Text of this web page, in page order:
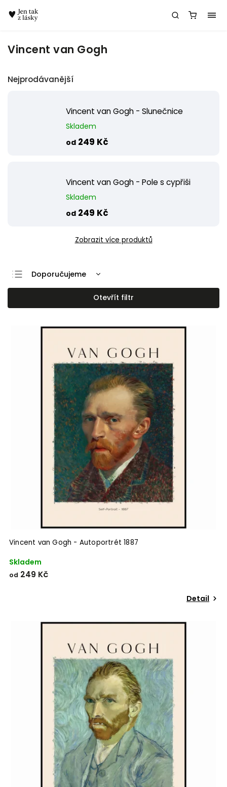
Vincent van Gogh
Nejprodávanější
Vincent van Gogh - Slunečnice
Skladem
od 249 Kč
Vincent van Gogh - Pole s cypřiši
Skladem
od 249 Kč
Zobrazit více produktů
Doporučujeme
Nejlevnější
Nejdražší
Otevřít filtr
Vincent van Gogh - Autoportrét 1887
Skladem
od 249 Kč
Detail